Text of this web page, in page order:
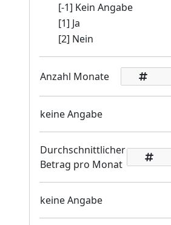
[-1] Kein Angabe
[1] Ja
[2] Nein
Anzahl Monate
keine Angabe
Durchschnittlicher
Betrag pro Monat
keine Angabe